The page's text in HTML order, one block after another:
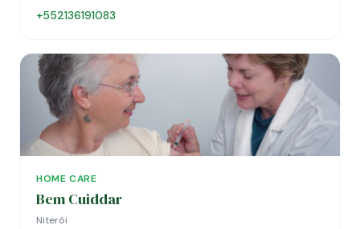
+552136191083
HOME CARE
Bem Cuiddar
Niterói